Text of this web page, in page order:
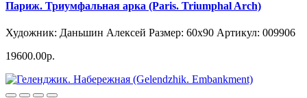
Париж. Триумфальная арка (Paris. Triumphal Arch)
Художник: Даньшин Алексей Размер: 60x90 Артикул: 009906
19600.00р.